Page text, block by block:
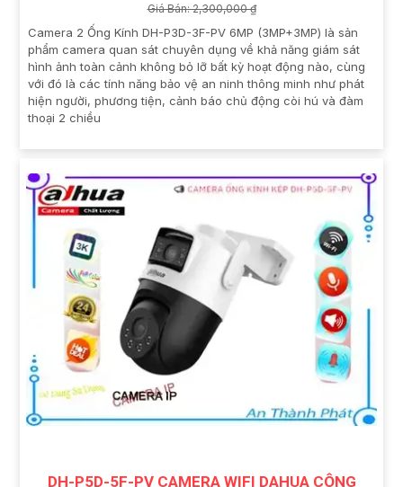
Giá Bán: 2,300,000 ₫
Camera 2 Ống Kính DH-P3D-3F-PV 6MP (3MP+3MP) là sản
phẩm camera quan sát chuyên dụng về khả năng giám sát
hình ảnh toàn cảnh không bỏ lỡ bất kỳ hoạt động nào, cùng
với đó là các tính năng bảo vệ an ninh thông minh như phát
hiện người, phương tiện, cảnh báo chủ động còi hú và đàm
thoại 2 chiều
DH-P5D-5F-PV CAMERA WIFI DAHUA CÔNG